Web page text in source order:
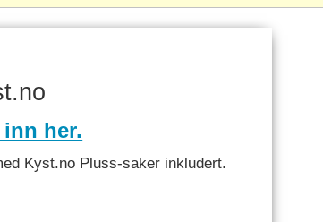
her.
Kyst.no Pluss-saker inkludert.